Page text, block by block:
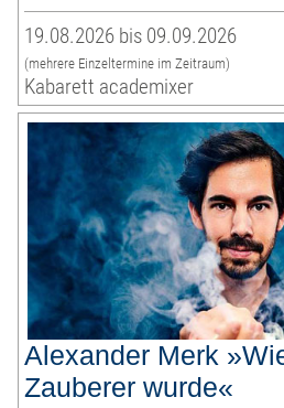
19.08.2026 bis 09.09.2026
(mehrere Einzeltermine im Zeitraum)
Kabarett academixer
Alexander Merk
Zauberer wurde«